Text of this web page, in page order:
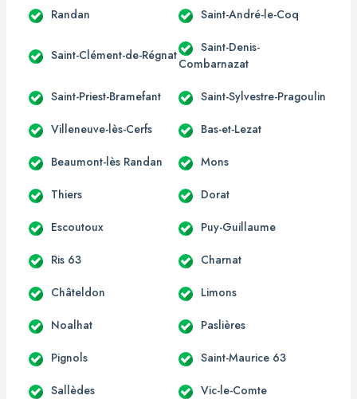
Randan Saint-André-le-Coq
Saint-Clément-de-Régnat
Saint-Denis-
Combarnazat
Saint-Priest-Bramefant Saint-Sylvestre-Pragoulin
Villeneuve-lès-Cerfs Bas-et-Lezat
Beaumont-lès Randan Mons
Thiers Dorat
Escoutoux Puy-Guillaume
Ris 63 Charnat
Châteldon Limons
Noalhat Paslières
Pignols Saint-Maurice 63
Sallèdes Vic-le-Comte